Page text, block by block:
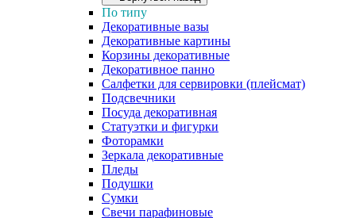
По типу
Декоративные вазы
Декоративные картины
Корзины декоративные
Декоративное панно
Салфетки для сервировки (плейсмат)
Подсвечники
Посуда декоративная
Статуэтки и фигурки
Фоторамки
Зеркала декоративные
Пледы
Подушки
Сумки
Свечи парафиновые